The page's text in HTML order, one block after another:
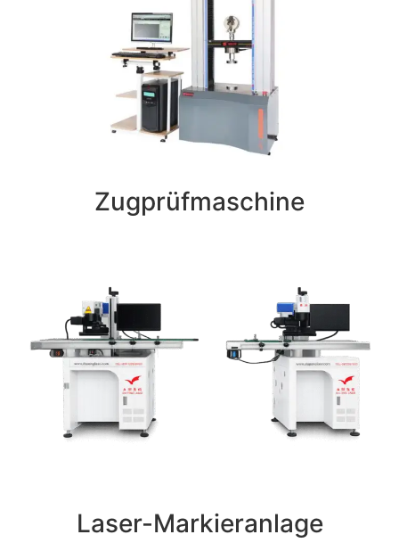
Zugprüfmaschine
Laser-Markieranlage